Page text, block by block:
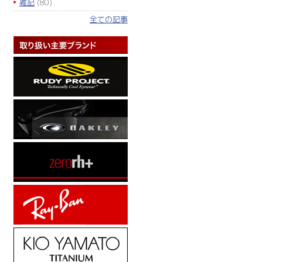
全ての記事